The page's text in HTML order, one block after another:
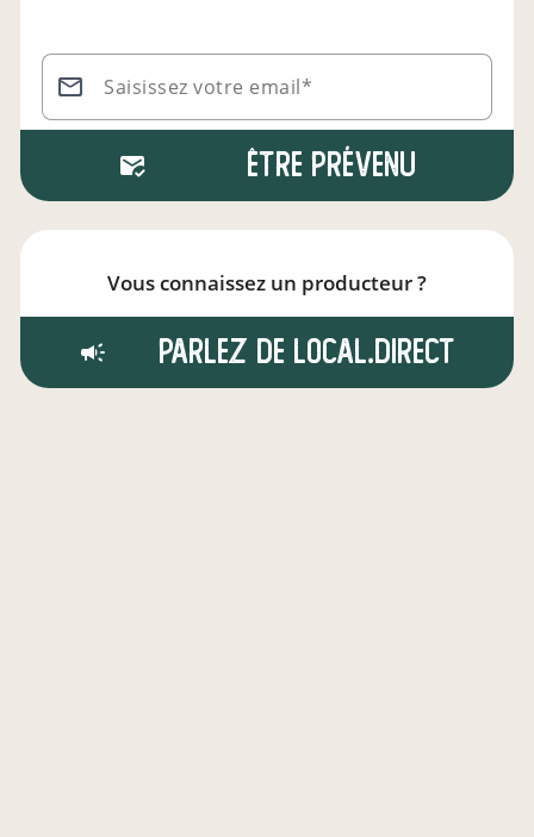
Saisissez votre email*
Être prévenu
Vous connaissez un producteur ?
Parlez de local.direct